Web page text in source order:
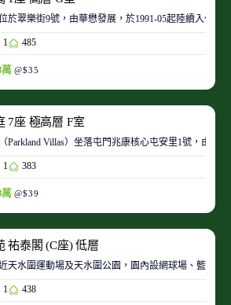
於翠樂街9號，由華懋發展，於1991-05起陸續入伙
1 485
萬 @$35
7座 極高層 F室
Parkland Villas）坐落屯門兆康核心屯安里1號，由
1 383
萬 @$39
祐泰閣 (C座) 低層
天水圍運動場及天水圍公園，園內設網球場、籃球
1 438